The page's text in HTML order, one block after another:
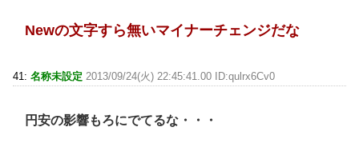
Newの文字すら無いマイナーチェンジだな
41: 名称未設定 2013/09/24(火) 22:45:41.00 ID:qulrx6Cv0
円安の影響もろにでてるな・・・